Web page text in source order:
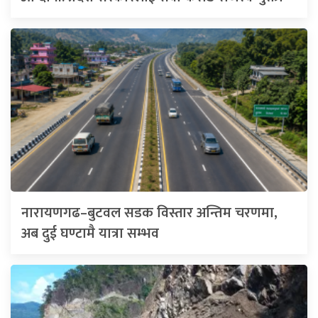
नारायणगढ–बुटवल सडक विस्तार अन्तिम चरणमा,
अब दुई घण्टामै यात्रा सम्भव